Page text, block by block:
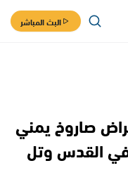
البث المباشر
صاروخ يمني
القدس وتل